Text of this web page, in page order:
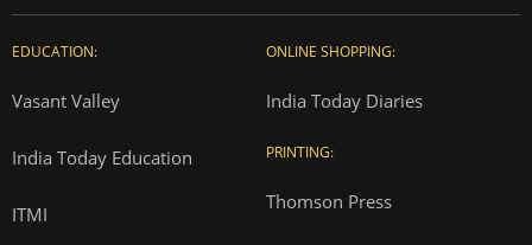
EDUCATION:
Vasant Valley
India Today Education
ITMI
ONLINE SHOPPING:
India Today Diaries
PRINTING:
Thomson Press